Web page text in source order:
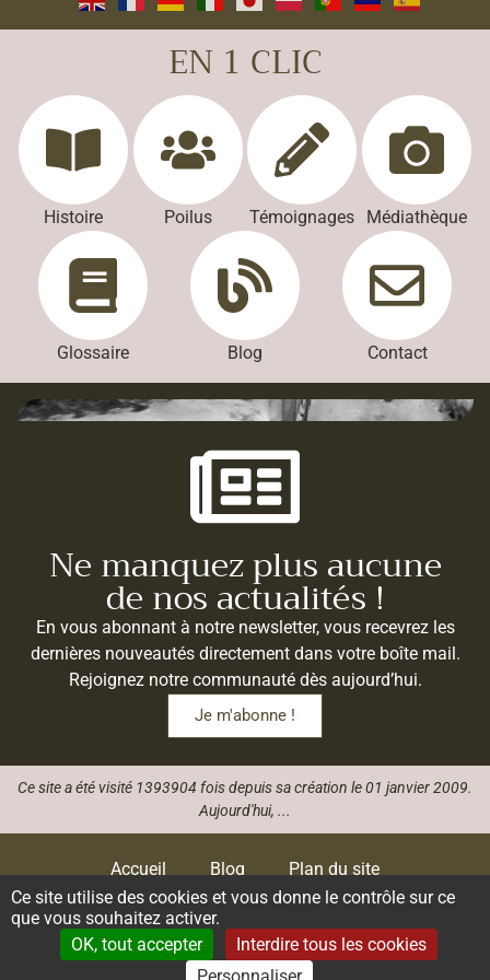
Ce site utilise des cookies et vous donne le contrôle sur ce
que vous souhaitez activer.
OK, tout accepter
Interdire tous les cookies
EN 1 CLIC
Histoire Poilus Témoignages Médiathèque
Glossaire Blog Contact
Ne manquez plus aucune
de nos actualités !
En vous abonnant à notre newsletter, vous recevrez les
dernières nouveautés directement dans votre boîte mail.
Rejoignez notre communauté dès aujourd’hui.
Je m'abonne !
Ce site a été visité 1393904 fois depuis sa création le 01 janvier 2009.
Aujourd'hui, ...
Accueil Blog Plan du site
Gestion des cookies
Mentions légales Livre d’or